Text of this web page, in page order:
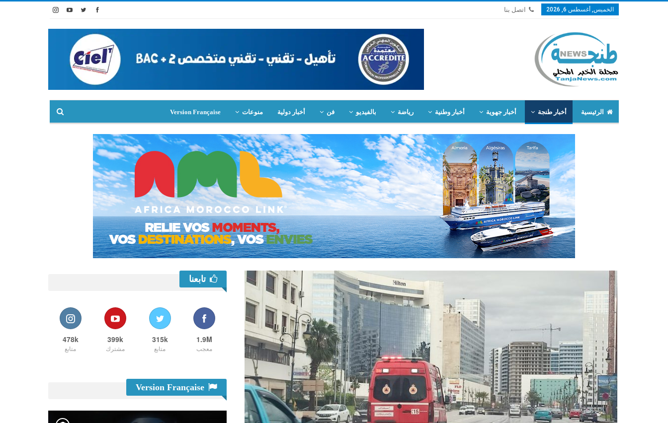
الخميس, أغسطس 6, 2026 اتصل بنا
الرئيسية أخبار طنجة أخبار جهوية أخبار وطنية رياضة بالفيديو فن أخبار دولية منوعات Version Française
تابعنا
1.9M
معجب
315k
متابع
399k
مشترك
478k
متابع